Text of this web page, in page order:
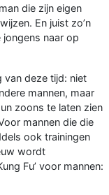
die zijn eigen
En juist zo’n
naar op
van deze tijd: niet
mannen, maar
zoons te laten zien
mannen die die
ook trainingen
wordt
Fu’ voor mannen: